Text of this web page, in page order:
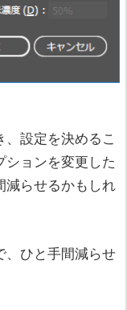
設定を決めるこ
ションを変更した
減らせるかもしれ
、ひと手間減らせ